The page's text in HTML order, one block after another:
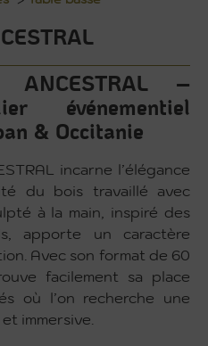
ANCESTRAL –
événementiel
& Occitanie
incarne l’élégance
du bois travaillé avec
à la main, inspiré des
apporte un caractère
Avec son format de 60
facilement sa place
où l’on recherche une
immersive.